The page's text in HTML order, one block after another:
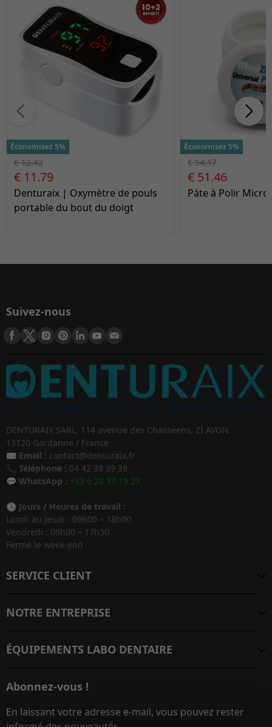
Économisez 5%
€ 12.42
€ 11.79
Denturaix | Oxymètre de pouls
portable du bout du doigt
Économisez 5%
€ 54.17
€ 51.46
Pàte à Polir
Suivez-nous
DENTURAIX SARL, 114 avenue des Chasséens, ZI AVON
13120 Gardanne / France
✉️ Email : contact@denturaix.fr
Téléphone : 04 42 38 39 39
💬 WhatsApp : +33 6 28 37 19 27
🕒 Jours / Heures de travail :
Lundi au Jeudi : 09h00 – 18h00
Vendredi : 09h00 – 17h30
Fermé le week-end
SERVICE CLIENT
NOTRE ENTREPRISE
ÉQUIPEMENTS LABO DENTAIRE
Abonnez-vous !
En laissant votre adresse e-mail, vous pouvez rester